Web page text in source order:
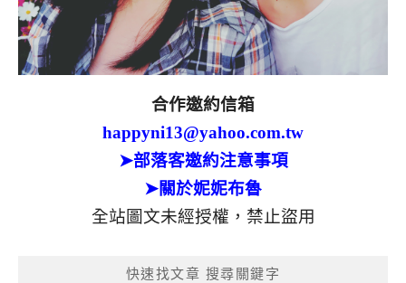
合作邀約信箱
happyni13@yahoo.com.tw
➤部落客邀約注意事項
➤關於妮妮布魯
全站圖文未經授權，禁止盜用
快速找文章 搜尋關鍵字